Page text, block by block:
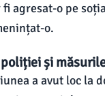
agresat-o pe
o.
și
a avut loc la